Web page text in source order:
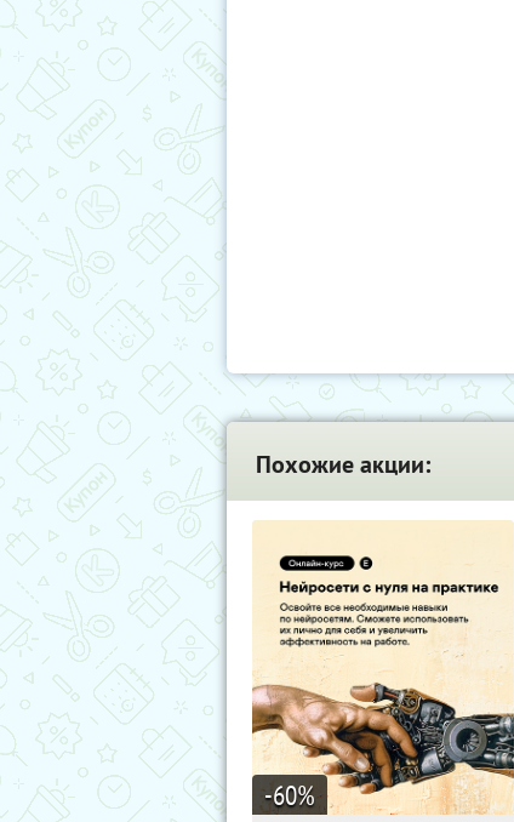
Похожие акции:
-60%